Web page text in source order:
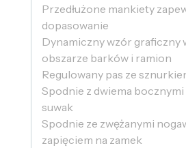
Przedłużone mankiety
dopasowanie
Dynamiczny wzór graficzny
obszarze barków i ramion
Regulowany pas ze
Spodnie z dwiema
suwak
Spodnie ze zwężanymi
zapięciem na zamek